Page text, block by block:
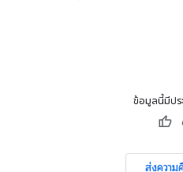
ข้อมูลนี้มีปร
ส่งความ